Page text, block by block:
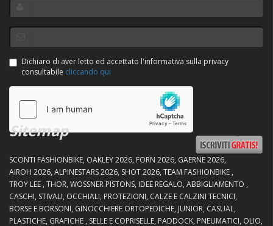
Dichiaro di aver letto ed accettato l'informativa sulla privacy
consultabile cliccando qui
Sitemap
SCONTI FASHIONBIKE OAKLEY 2026 FORN 2026 GAERNE 2026
AIROH 2026 ALPINESTARS 2026 SHOT 2026 TEAM FASHIONBIKE
TROY LEE THOR WOSSNER PISTONS IDEE REGALO ABBIGLIAMENTO
CASCHI STIVALI OCCHIALI PROTEZIONI CALZE E CALZINI TECNICI
BORSE E BORSONI GINOCCHIERE ORTOPEDICHE JUNIOR CASUAL
PLASTICHE GRAFICHE SELLE E COPRISELLE PADDOCK PNEUMATICI OLIO